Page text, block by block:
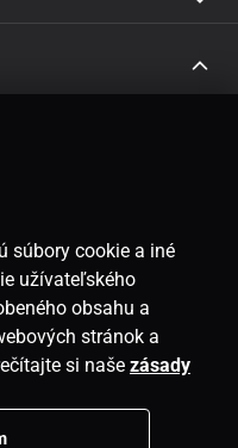
súbory cookie a iné
užívateľského
obsahu a
stránok a
si naše zásady